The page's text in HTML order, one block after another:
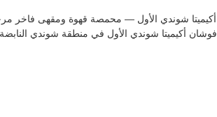
فوشان أكيميتا شوندي الأول في منطقة شوندي